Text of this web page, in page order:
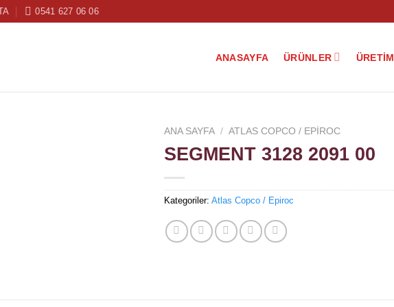
0541 627 06 06
ANASAYFA ÜRÜNLER ÜRETIM
ANA SAYFA / ATLAS COPCO / EPIROC
SEGMENT 3128 2091 00
Kategoriler: Atlas Copco / Epiroc